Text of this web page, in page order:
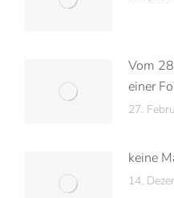
Vom
einer
27.
keine
14.